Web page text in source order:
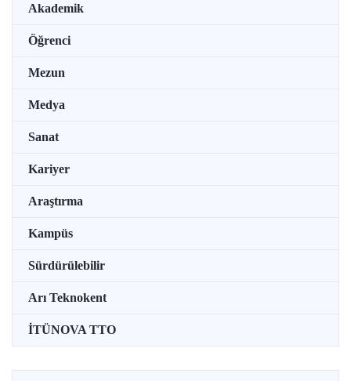
Akademik
Öğrenci
Mezun
Medya
Sanat
Kariyer
Araştırma
Kampüs
Sürdürülebilir
Arı Teknokent
İTÜNOVA TTO